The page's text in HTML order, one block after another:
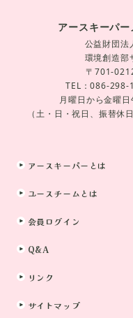
アースキーパ
公益財団法
環境創造部
〒701-
TEL：086-
月曜日から金曜
（土・日・祝日、振替休
アースキーパーとは
ユースチームとは
会員ログイン
Q&A
リンク
サイトマップ